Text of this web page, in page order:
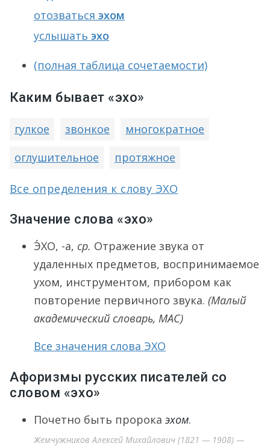
отозваться эхом
услышать эхо
(полная таблица сочетаемости)
Каким бывает «эхо»
гулкое звонкое
многократное
оглушительное
протяжное
Все определения к слову ЭХО
Значение слова «эхо»
Э́ХО, -а, ср. Отражение звука от
удаленных предметов, воспринимаемое
ухом, инструментом, прибором как
повторение первичного звука. (Малый
академический словарь, МАС)
Все значения слова ЭХО
Афоризмы русских писателей со
словом «эхо»
Почетно быть пророка эхом.
Жемчужников Алексей Михайлович (1821 — 1908) —